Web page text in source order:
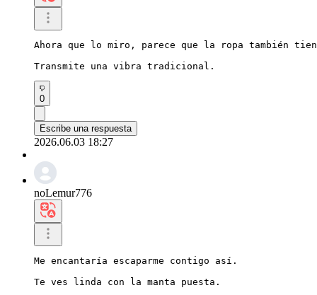
Ahora que lo miro, parece que la ropa también
Transmite una vibra tradicional.
0
Escribe una respuesta
2026.06.03 18:27
noLemur776
Me encantaría escaparme contigo así.
Te ves linda con la manta puesta.